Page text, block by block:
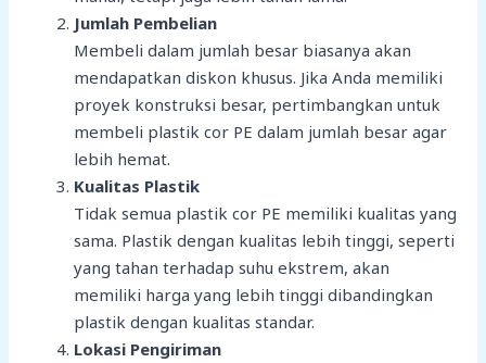
Jumlah Pembelian
Membeli dalam jumlah besar biasanya akan
mendapatkan diskon khusus. Jika Anda memiliki
proyek konstruksi besar, pertimbangkan untuk
membeli plastik cor PE dalam jumlah besar agar
lebih hemat.
Kualitas Plastik
Tidak semua plastik cor PE memiliki kualitas yang
sama. Plastik dengan kualitas lebih tinggi, seperti
yang tahan terhadap suhu ekstrem, akan
memiliki harga yang lebih tinggi dibandingkan
plastik dengan kualitas standar.
Lokasi Pengiriman